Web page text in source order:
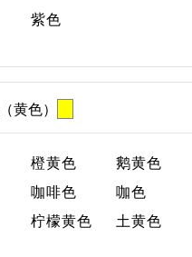
紫色
黄色）
橙黄色 鹅黄色
咖啡色 咖色
柠檬黄色 土黄色